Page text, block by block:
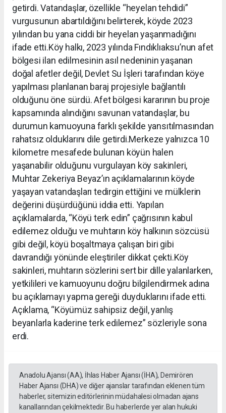
getirdi. Vatandaşlar, özellikle “heyelan tehdidi”
vurgusunun abartıldığını belirterek, köyde 2023
yılından bu yana ciddi bir heyelan yaşanmadığını
ifade etti.Köy halkı, 2023 yılında Fındıklıaksu’nun afet
bölgesi ilan edilmesinin asıl nedeninin yaşanan
doğal afetler değil, Devlet Su İşleri tarafından köye
yapılması planlanan baraj projesiyle bağlantılı
olduğunu öne sürdü. Afet bölgesi kararının bu proje
kapsamında alındığını savunan vatandaşlar, bu
durumun kamuoyuna farklı şekilde yansıtılmasından
rahatsız olduklarını dile getirdi.Merkeze yalnızca 10
kilometre mesafede bulunan köyün halen
yaşanabilir olduğunu vurgulayan köy sakinleri,
Muhtar Zekeriya Beyaz’ın açıklamalarının köyde
yaşayan vatandaşları tedirgin ettiğini ve mülklerin
değerini düşürdüğünü iddia etti. Yapılan
açıklamalarda, “Köyü terk edin” çağrısının kabul
edilemez olduğu ve muhtarın köy halkının sözcüsü
gibi değil, köyü boşaltmaya çalışan biri gibi
davrandığı yönünde eleştiriler dikkat çekti.Köy
sakinleri, muhtarın sözlerini sert bir dille yalanlarken,
yetkilileri ve kamuoyunu doğru bilgilendirmek adına
bu açıklamayı yapma gereği duyduklarını ifade etti.
Açıklama, “Köyümüz sahipsiz değil, yanlış
beyanlarla kaderine terk edilemez” sözleriyle sona
erdi.
Anadolu Ajansı (AA), İhlas Haber Ajansı (İHA), Demirören
Haber Ajansı (DHA) ve diğer ajanslar tarafından eklenen tüm
haberler, sitemizin editörlerinin müdahalesi olmadan ajans
kanallarından çekilmektedir. Bu haberlerde yer alan hukuki